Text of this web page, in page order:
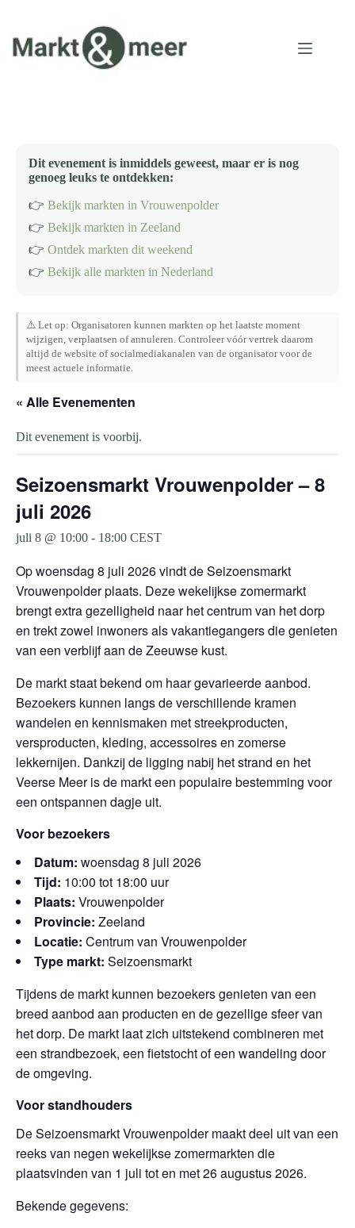
inhoud
Dit evenement is inmiddels geweest, maar er is nog
genoeg leuks te ontdekken:
👉 Bekijk markten in Vrouwenpolder
👉 Bekijk markten in Zeeland
👉 Ontdek markten dit weekend
👉 Bekijk alle markten in Nederland
⚠️ Let op: Organisatoren kunnen markten op het laatste moment
wijzigen, verplaatsen of annuleren. Controleer vóór vertrek daarom
altijd de website of socialmediakanalen van de organisator voor de
meest actuele informatie.
« Alle Evenementen
Dit evenement is voorbij.
Seizoensmarkt Vrouwenpolder – 8
juli 2026
juli 8 @ 10:00 - 18:00 CEST
Op woensdag 8 juli 2026 vindt de Seizoensmarkt
Vrouwenpolder plaats. Deze wekelijkse zomermarkt
brengt extra gezelligheid naar het centrum van het dorp
en trekt zowel inwoners als vakantiegangers die genieten
van een verblijf aan de Zeeuwse kust.
De markt staat bekend om haar gevarieerde aanbod.
Bezoekers kunnen langs de verschillende kramen
wandelen en kennismaken met streekproducten,
versproducten, kleding, accessoires en zomerse
lekkernijen. Dankzij de ligging nabij het strand en het
Veerse Meer is de markt een populaire bestemming voor
een ontspannen dagje uit.
Voor bezoekers
Datum: woensdag 8 juli 2026
Tijd: 10:00 tot 18:00 uur
Plaats: Vrouwenpolder
Provincie: Zeeland
Locatie: Centrum van Vrouwenpolder
Type markt: Seizoensmarkt
Tijdens de markt kunnen bezoekers genieten van een
breed aanbod aan producten en de gezellige sfeer van
het dorp. De markt laat zich uitstekend combineren met
een strandbezoek, een fietstocht of een wandeling door
de omgeving.
Voor standhouders
De Seizoensmarkt Vrouwenpolder maakt deel uit van een
reeks van negen wekelijkse zomermarkten die
plaatsvinden van 1 juli tot en met 26 augustus 2026.
Bekende gegevens: